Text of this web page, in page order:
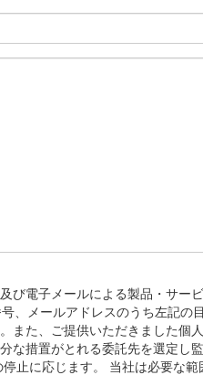
電子メールによる製品・サー
、メールアドレスのうち左記の
た、ご提供いただきました個
措置がとれる委託先を選定し
止に応じます。 当社は必要な